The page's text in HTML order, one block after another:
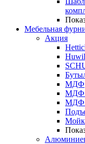
Мебельная
Акция
МДФ
МДФ
МДФ